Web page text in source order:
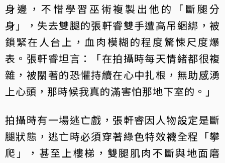
身邊，不惜學習巫術複製出他的「斷腿分
身」，失去雙腿的張軒睿雙手遭高吊綑綁，被
鎖緊在人台上，血肉模糊的程度驚悚尺度爆
表。張軒睿坦言：「在拍攝時每天情緒都很複
雜，被關著的恐懼持續在心中扎根，無助感湧
上心頭，那時候我真的滿害怕那地下室的。」
拍攝時有一場逃亡戲，張軒睿因人物設定是斷
腿狀態，逃亡時必須穿著綠色特效襪全程「攀
爬」，甚至上樓梯，雙腿肌肉不斷與地面磨